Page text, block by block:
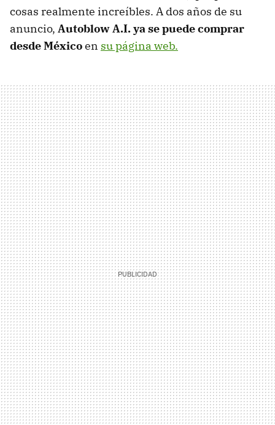
cosas realmente increíbles. A dos años de su
anuncio, Autoblow A.I. ya se puede comprar
desde Méxicoen su página web.